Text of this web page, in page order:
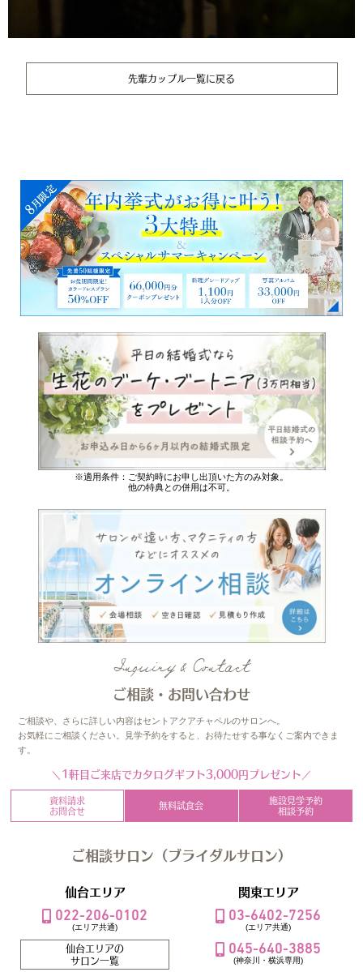
先輩カップル一覧に戻る
※適用条件：ご契約時にお申し出頂いた方のみ対象。
他の特典との併用は不可。
Inquiry & Contact
ご相談・お問い合わせ
ご相談や、さらに詳しい内容はセントアクアチャペルのサロンへ。
お気軽にご相談ください。見学予約をすると、お待たせする事なくご案内できま
す。
1軒目ご来店でカタログギフト3,000円プレゼント
資料請求
お問合せ
無料試食会
施設見学予約
相談予約
ご相談サロン（ブライダルサロン）
仙台エリア
022-206-0102
(エリア共通)
仙台エリアの
サロン一覧
関東エリア
03-6402-7256
(エリア共通)
045-640-3885
(神奈川・横浜専用)